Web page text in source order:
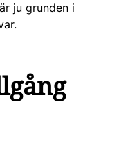
ju grunden i